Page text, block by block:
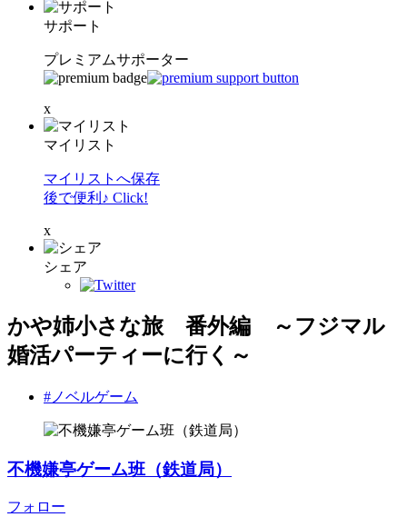
サポート
プレミアムサポーター
x
マイリスト
マイリストへ保存
後で便利♪ Click!
x
シェア
かや姉小さな旅 番外編 ～フジマル
婚活パーティーに行く～
#ノベルゲーム
不機嫌亭ゲーム班（鉄道局）
フォロー